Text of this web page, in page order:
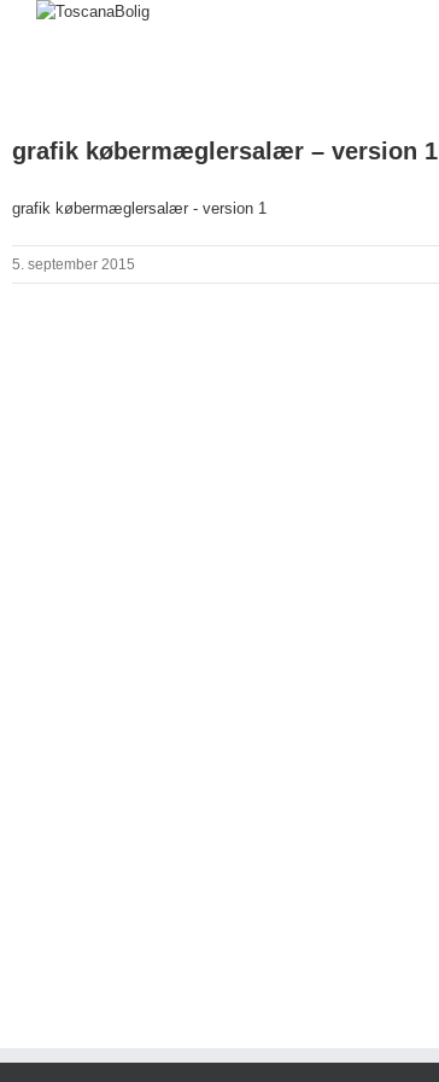
grafik købermæglersalær – version 1
grafik købermæglersalær - version 1
5. september 2015